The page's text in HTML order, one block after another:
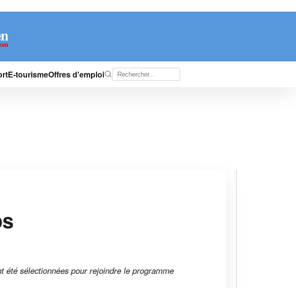
E-tourismeOffres d'emploi
été sélectionnées pour rejoindre le programme